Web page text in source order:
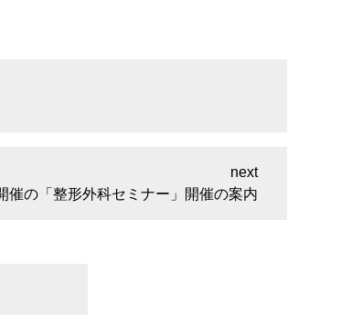
催の「整形外科セミナー」開催の案内